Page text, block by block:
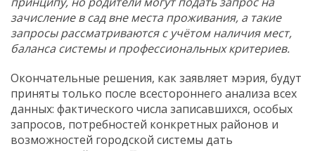
зачисление в сад вне места проживания, а такие
запросы рассматриваются с учётом наличия мест,
баланса системы и профессиональных критериев.
Окончательные решения, как заявляет мэрия, будут
приняты только после всестороннего анализа всех
данных: фактического числа записавшихся, особых
запросов, потребностей конкретных районов и
возможностей городской системы дать